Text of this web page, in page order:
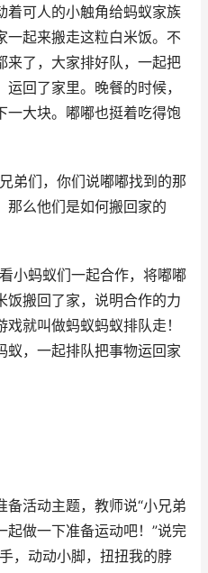
着可人的小触角给蚂蚁家族
一起来搬走这粒白米饭。不
来了，大家排好队，一起把
回了家里。晚餐的时候，
一大块。嘟嘟也挺着吃得饱
弟们，你们说嘟嘟找到的那
那么他们是如何搬回家的
小蚂蚁们一起合作，将嘟嘟
饭搬回了家，说明合作的力
就叫做蚂蚁蚂蚁排队走！
蚁，一起排队把事物运回家
活动主题，教师说“小兄弟
做一下准备运动吧！”说完
，动动小脚，扭扭我的脖